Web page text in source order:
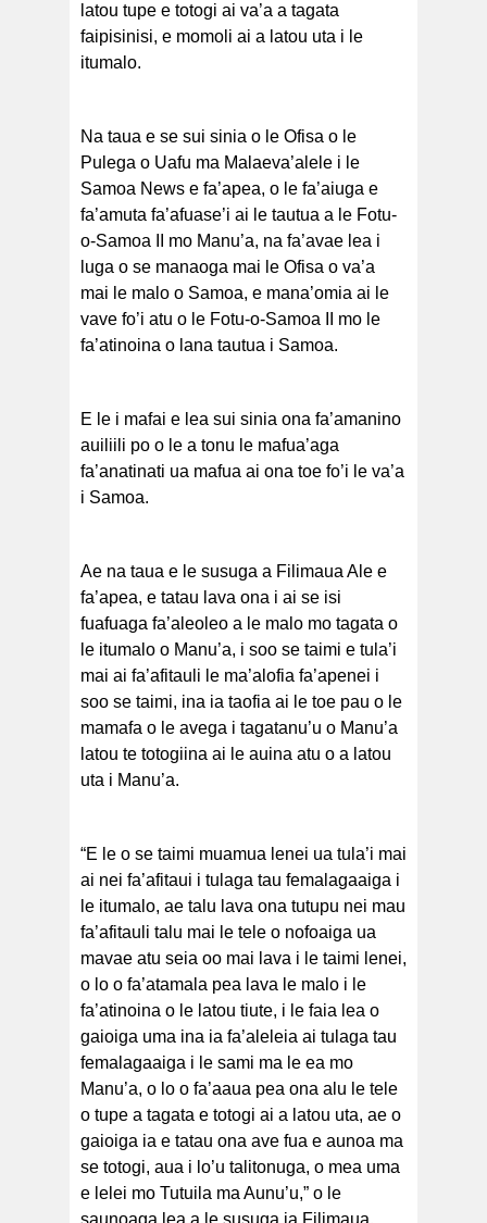
latou tupe e totogi ai va’a a tagata
faipisinisi, e momoli ai a latou uta i le
itumalo.
Na taua e se sui sinia o le Ofisa o le
Pulega o Uafu ma Malaeva’alele i le
Samoa News e fa’apea, o le fa’aiuga e
fa’amuta fa’afuase’i ai le tautua a le Fotu-
o-Samoa II mo Manu’a, na fa’avae lea i
luga o se manaoga mai le Ofisa o va’a
mai le malo o Samoa, e mana’omia ai le
vave fo’i atu o le Fotu-o-Samoa II mo le
fa’atinoina o lana tautua i Samoa.
E le i mafai e lea sui sinia ona fa’amanino
auiliili po o le a tonu le mafua’aga
fa’anatinati ua mafua ai ona toe fo’i le va’a
i Samoa.
Ae na taua e le susuga a Filimaua Ale e
fa’apea, e tatau lava ona i ai se isi
fuafuaga fa’aleoleo a le malo mo tagata o
le itumalo o Manu’a, i soo se taimi e tula’i
mai ai fa’afitauli le ma’alofia fa’apenei i
soo se taimi, ina ia taofia ai le toe pau o le
mamafa o le avega i tagatanu’u o Manu’a
latou te totogiina ai le auina atu o a latou
uta i Manu’a.
“E le o se taimi muamua lenei ua tula’i mai
ai nei fa’afitaui i tulaga tau femalagaaiga i
le itumalo, ae talu lava ona tutupu nei mau
fa’afitauli talu mai le tele o nofoaiga ua
mavae atu seia oo mai lava i le taimi lenei,
o lo o fa’atamala pea lava le malo i le
fa’atinoina o le latou tiute, i le faia lea o
gaioiga uma ina ia fa’aleleia ai tulaga tau
femalagaaiga i le sami ma le ea mo
Manu’a, o lo o fa’aaua pea ona alu le tele
o tupe a tagata e totogi ai a latou uta, ae o
gaioiga ia e tatau ona ave fua e aunoa ma
se totogi, aua i lo’u talitonuga, o mea uma
e lelei mo Tutuila ma Aunu’u,” o le